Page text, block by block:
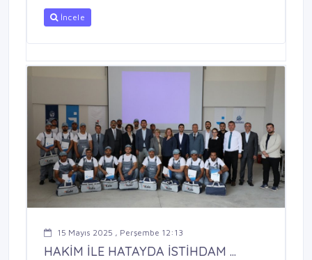
İncele
15 Mayıs 2025 , Perşembe 12:13
HAKİM İLE HATAYDA İSTİHDAM ...